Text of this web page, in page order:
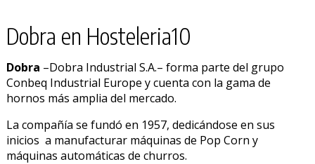
Dobra en Hosteleria10
Dobra –Dobra Industrial S.A.– forma parte del grupo
Conbeq Industrial Europe y cuenta con la gama de
hornos más amplia del mercado.
La compañía se fundó en 1957, dedicándose en sus
inicios a manufacturar máquinas de Pop Corn y
máquinas automáticas de churros.